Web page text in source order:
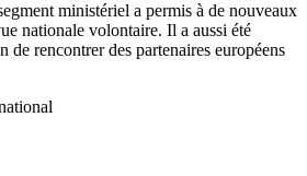
ministériel a permis à de nouveaux
nationale volontaire. Il a aussi été
de rencontrer des partenaires européens